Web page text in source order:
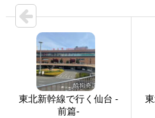
東北新幹線で行く仙台 -
前篇-